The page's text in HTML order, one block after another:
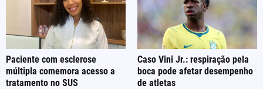
Paciente com esclerose
múltipla comemora acesso a
tratamento no SUS
Caso Vini Jr.: respiração pela
boca pode afetar desempenho
de atletas